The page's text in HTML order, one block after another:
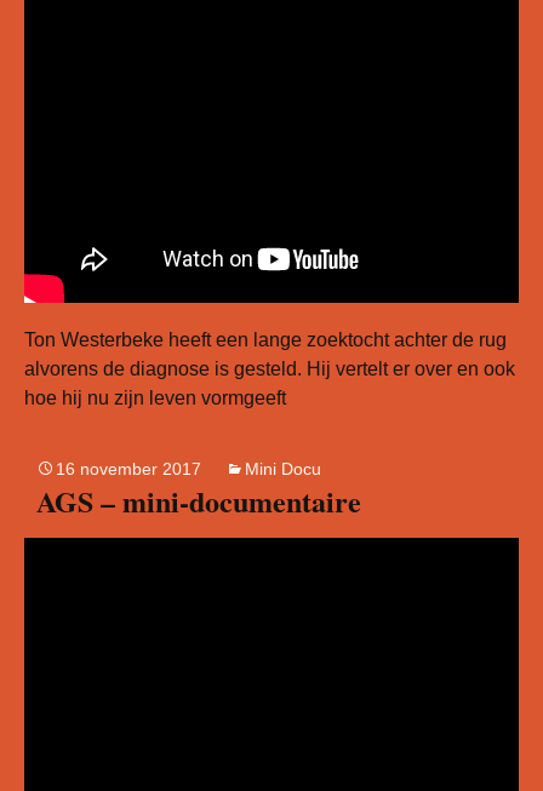
Ton Westerbeke heeft een lange zoektocht achter de rug
alvorens de diagnose is gesteld. Hij vertelt er over en ook
hoe hij nu zijn leven vormgeeft
16 november 2017 Mini Docu
AGS – mini-documentaire